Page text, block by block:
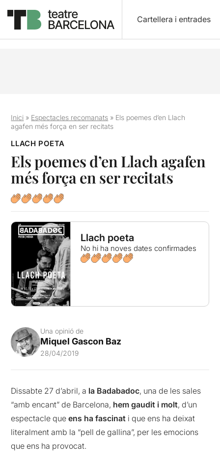
Cartellera i entrades
Inici » Espectacles recomanats » Els poemes d’en Llach
agafen més força en ser recitats
LLACH POETA
Els poemes d’en Llach agafen
més força en ser recitats
Llach poeta
No hi ha noves dates confirmades
Una opinió de
Miquel Gascon Baz
28/04/2019
Dissabte 27 d’abril, a la Badabadoc, una de les sales
“amb encant” de Barcelona, hem gaudit i molt, d’un
espectacle queens ha fascinat i que ens ha deixat
literalment amb la “pell de gallina”, per les emocions
que ens ha provocat.